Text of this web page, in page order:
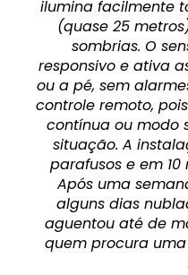
ilumina facilmente
(quase 25
sombrias. O
responsivo e ativa
ou a pé, sem
controle remoto,
contínua ou modo
situação. A
parafusos e em
Após uma
alguns dias
aguentou até de
quem procura